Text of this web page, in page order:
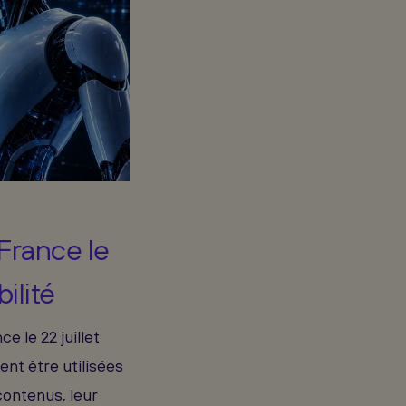
le
le 22 juillet
être utilisées
leur